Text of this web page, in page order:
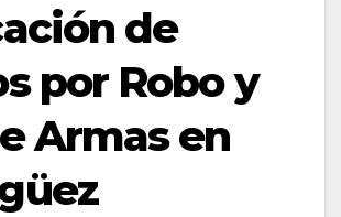
de
por Robo y
Armas en